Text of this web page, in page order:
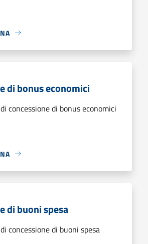
di bonus economici
concessione di bonus economici
di buoni spesa
concessione di buoni spesa